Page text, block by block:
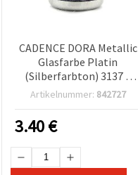
CADENCE DORA Metallic
Glasfarbe Platin
(Silberfarbton) 3137 –
hochglänzend,
Flasche für Glaskunst und
DIY-Bastelprojekte
Artikelnummer: 842727
3.40€